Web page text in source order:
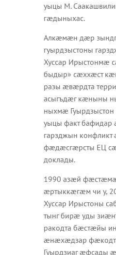
уыцы М.
гæдыныхас.
Алкæмæн дæр
гуырдзыстоны
Хуссар Ирыстонмæ
быдыр» сæххæст
разы æвæрдта
асыгъдæг кæныны
ныхмæ
уыцы факт бафидар
гарзджын
фæдæсгæрсты ЕЦ
доклады.
1990 азæй
æртыккæгæм чи у,
Хуссар Ирыстоны
тынг бирæ уды
ракодта бæстæйы
æнæхæдзар
Гуырдзиаг æфсады